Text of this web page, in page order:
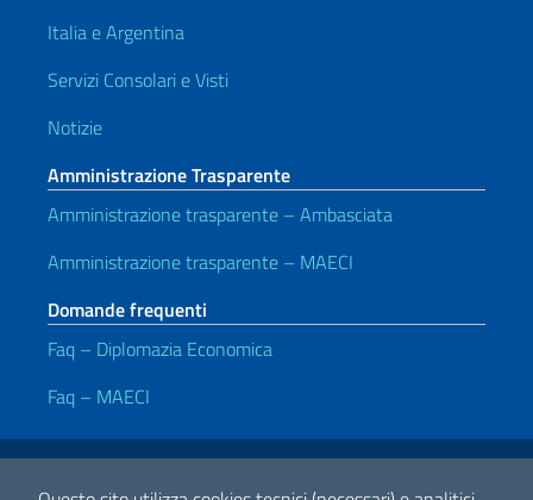
Italia e Argentina
Servizi Consolari e Visti
Notizie
Amministrazione Trasparente
Amministrazione trasparente – Ambasciata
Amministrazione trasparente – MAECI
Domande frequenti
Faq – Diplomazia Economica
Faq – MAECI
Link Utili